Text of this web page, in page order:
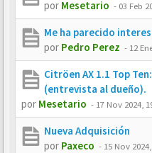
por Mesetario - 03 Feb
Me ha parecido
por Pedro Perez - 12
Citröen AX 1.1 Top
(entrevista al dueño).
por Mesetario - 17 Nov 2024,
Nueva Adquisición
por Paxeco - 15 Nov